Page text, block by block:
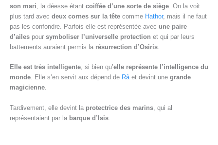
son mari , la déesse étant coiffée d’une sorte de siège . On la voit
plus tard avec deux cornes sur la tête comme Hathor, mais il ne faut
pas les confondre. Parfois elle est représentée avec une paire
d’ailes pour symboliser l’universelle protection et qui par leurs
battements auraient permis la résurrection d’Osiris
Elle est très intelligente, si bien qu’elle représente l’intelligence du
monde. Elle s’en servit aux dépend de Râet devint une grande
magicienne.
Tardivement, elle devint la protectrice des marins , qui al
représentaient par la barque d’Isis